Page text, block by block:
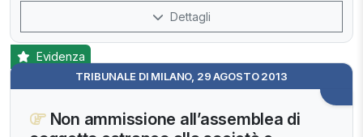
Dettagli
TRIBUNALE DI MILANO, 29 AGOSTO 2013
Evidenza
Non ammissione all’assemblea di